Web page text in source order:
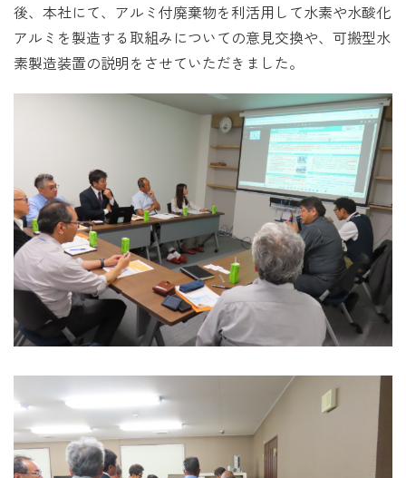
後、本社にて、アルミ付廃棄物を利活用して水素や水酸化
アルミを製造する取組みについての意見交換や、可搬型水
素製造装置の説明をさせていただきました。